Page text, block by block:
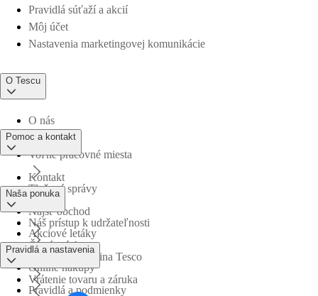
Pravidlá súťaží a akcií
Môj účet
Nastavenia marketingovej komunikácie
O Tescu
O nás
Voľné pracovné miesta
Tlačové správy
Náš prístup k udržateľnosti
Obchodná skupina Tesco
Pomoc a kontakt
Kontakt
Nájsť obchod
Časté otázky
Vrátenie tovaru a záruka
Naša ponuka
Akciové letáky
Online nákupy
Pravidlá a nastavenia
Pravidlá a podmienky